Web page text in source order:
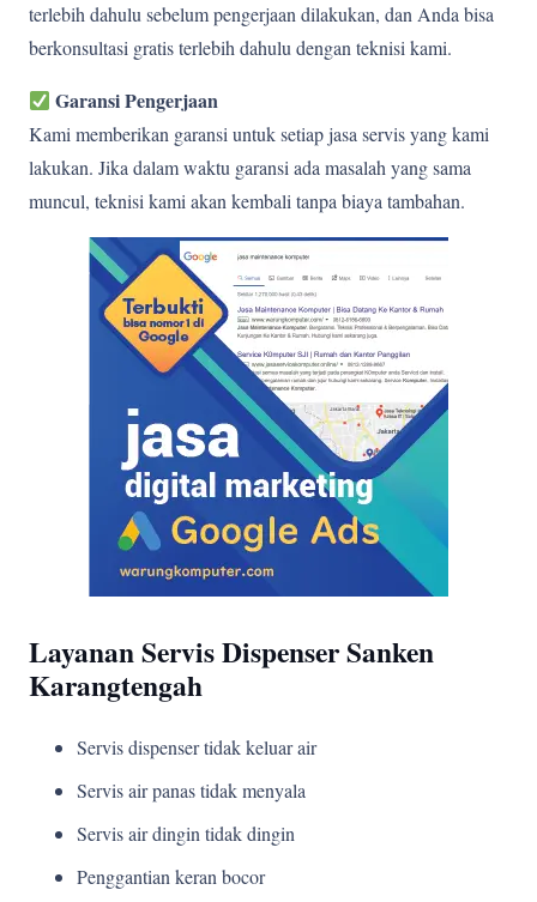
terlebih dahulu sebelum pengerjaan dilakukan, dan Anda bisa
berkonsultasi gratis terlebih dahulu dengan teknisi kami.
Garansi Pengerjaan
Kami memberikan garansi untuk setiap jasa servis yang kami
lakukan. Jika dalam waktu garansi ada masalah yang sama
muncul, teknisi kami akan kembali tanpa biaya tambahan.
Layanan Servis Dispenser Sanken
Karangtengah
Servis dispenser tidak keluar air
Servis air panas tidak menyala
Servis air dingin tidak dingin
Penggantian keran bocor